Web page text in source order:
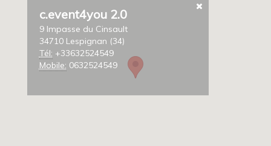
c.event4you 2.0
9 Impasse du Cinsault
34710 Lespignan (34)
Tél: +33632524549
Mobile: 0632524549